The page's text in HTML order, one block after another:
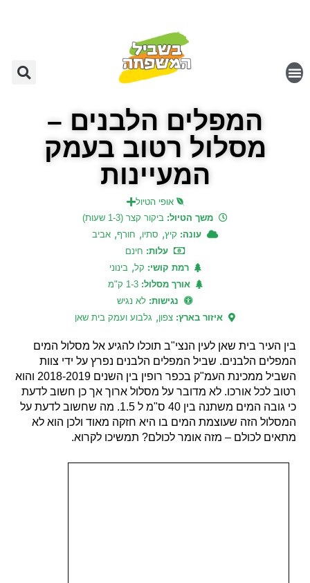
המפלים הלבנים –
מסלול רטוב בעמק
המעיינות
אופי הטיול
משך הטיול: ביקור קצר (1-3 שעות)
עונה: קיץ, סתיו, חורף, אביב
עלות: חינם
רמת קושי: קל, בינוני
אורך מסלול:1-3 ק"מ
נגישות: לא נגיש
איזור בארץ: צפון, גלבוע ועמק בית שאן
בין העיר בית שאן לעין הנצי"ב תוכלו להגיע אל מסלול המים
המפלים הלבנים. שביל המפלים הלבנים נפרץ על ידי צוות
השביל ממכינת העמ"ק בכפר רופין בין השנים 2018-2019 והוא
רטוב לכל אורכו. לא מדובר על מסלול ארוך אך כן חשוב לדעת
כי גובה המים משתנה בין 40 ס"מ ל 1.5. מה שחשוב לדעת על
המסלול הזה שעוצמת המים בו היא חזקה מאוד ולכן הוא לא
מתאים לכולם – מזה אומר לכולם? תמשיכו לקרוא.